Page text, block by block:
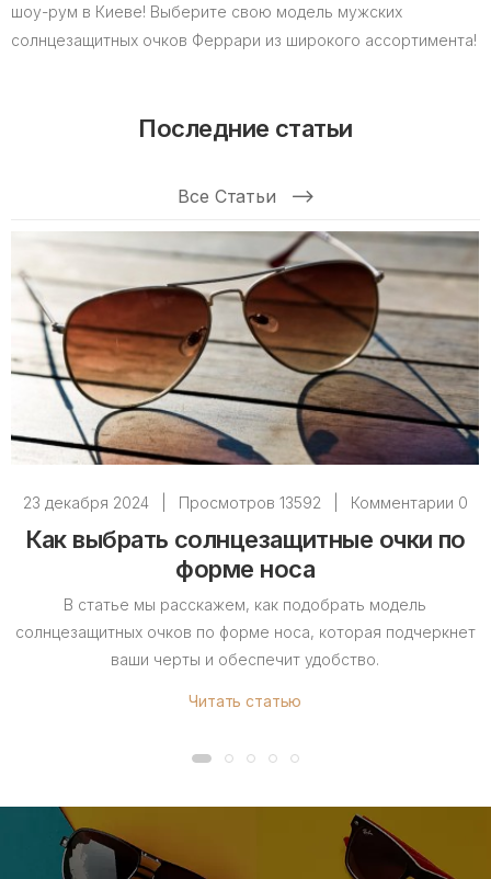
шоу-рум в Киеве! Выберите свою модель мужских
солнцезащитных очков Феррари из широкого ассортимента!
Последние статьи
Все Статьи
23 декабря 2024 Просмотров 13592 Комментарии 0
Как выбрать солнцезащитные очки по
форме носа
В статье мы расскажем, как подобрать модель
солнцезащитных очков по форме носа, которая подчеркнет
ваши черты и обеспечит удобство.
Читать статью